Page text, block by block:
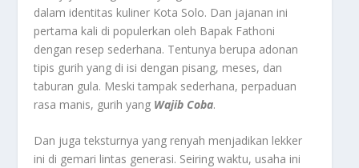
dalam identitas kuliner Kota Solo. Dan jajanan ini
pertama kali di populerkan oleh Bapak Fathoni
dengan resep sederhana. Tentunya berupa adonan
tipis gurih yang di isi dengan pisang, meses, dan
taburan gula. Meski tampak sederhana, perpaduan
rasa manis, gurih yang Wajib Coba.
Dan juga teksturnya yang renyah menjadikan lekker
ini di gemari lintas generasi. Seiring waktu, usaha ini